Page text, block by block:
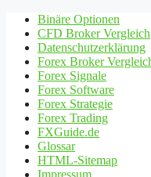
Binäre Optionen
CFD Broker Vergleich
Datenschutzerklärung
Forex Broker
Forex Signale
Forex Software
Forex Strategie
Forex Trading
FXGuide.de
Glossar
HTML-Sitemap
Impressum